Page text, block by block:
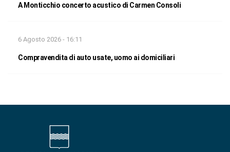
A Monticchio concerto acustico di Carmen Consoli
6 Agosto 2026 - 16:11
Compravendita di auto usate, uomo ai domiciliari